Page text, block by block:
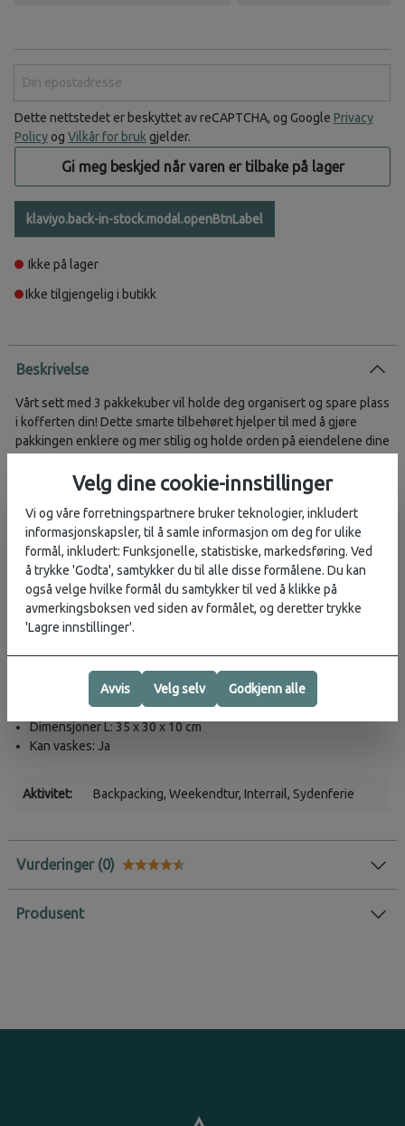
Dette nettstedet er beskyttet av reCAPTCHA, og Google Privacy
Policy og Vilkår for bruk gjelder.
Gi meg beskjed når varen er tilbake på lager
klaviyo.back-in-stock.modal.openBtnLabel
Ikke på lager
Ikke tilgjengelig i butikk
Beskrivelse
Vårt sett med 3 pakkekuber vil holde deg organisert og spare plass
i kofferten din! Dette smarte tilbehøret hjelper til med å gjøre
pakkingen enklere og mer stilig og holde orden på eiendelene dine
fargepalett, og når du først har prøvd dem, vil du ikke kunne reise
SPESIFIKASJONER
Garanti: Juridisk garanti
Modell: Pakkeskuber
Materiale: 100 % resirkulert polyester / Interiør: polyesterbånd
SKU: 146885
UTSIDEN
Dimensjoner S: 23 x 14 x 8 cm
Dimensjoner M: 23 x 22 x 8 cm
Dimensjoner L: 35 x 30 x 10 cm
Kan vaskes: Ja
Aktivitet: Backpacking, Weekendtur, Interrail, Sydenferie
Vurderinger
Produsent
Velg dine cookie-innstillinger
Vi og våre forretningspartnere bruker teknologier, inkludert
informasjonskapsler, til å samle informasjon om deg for ulike
formål, inkludert: Funksjonelle, statistiske, markedsføring. Ved
å trykke 'Godta', samtykker du til alle disse formålene. Du kan
også velge hvilke formål du samtykker til ved å klikke på
avmerkingsboksen ved siden av formålet, og deretter trykke
'Lagre innstillinger'.
Avvis Velg selv Godkjenn alle